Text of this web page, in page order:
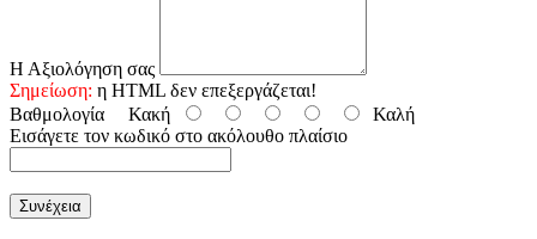
Η Αξιολόγηση σας
Σημείωση: η HTML δεν επεξεργάζεται!
Βαθμολογία Κακή
Καλή
Εισάγετε τον κωδικό στο ακόλουθο πλαίσιο
Συνέχεια